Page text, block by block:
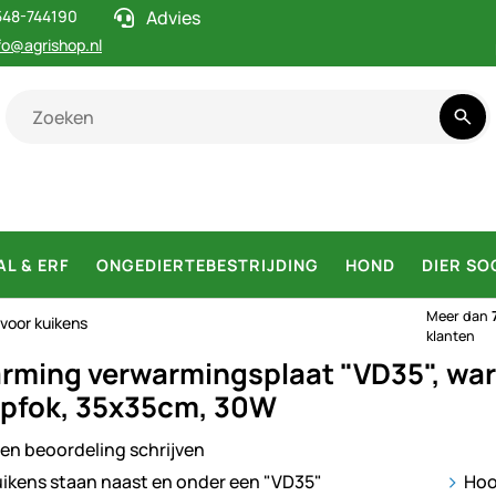
744190
Advies
& ERF ONGEDIERTEBESTRIJDING HOND DIER
kuikens Meer dan
klanten
verwarmingsplaat "VD35",
35x35cm, 30W
beoordeling schrijven